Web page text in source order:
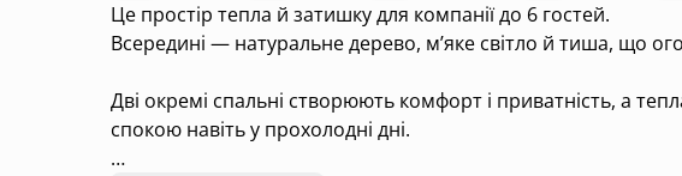
Це простір тепла й затишку для компанії до 6 гостей.
Всередині — натуральне дерево, м’яке світло й тиша, що
Дві окремі спальні створюють комфорт і приватність, а
спокою навіть у прохолодні дні.